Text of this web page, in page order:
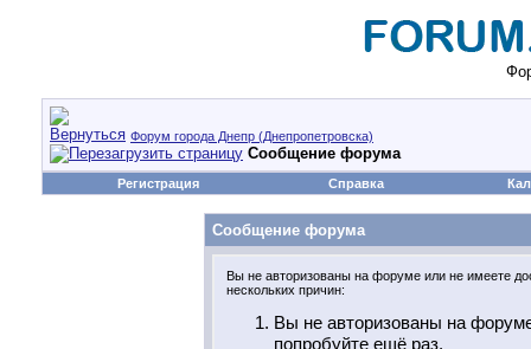
Форум города Днепр (Днепропетровска)
Сообщение форума
Регистрация Справка
Сообщение форума
Вы не авторизованы на форуме или не имеете
нескольких причин:
Вы не авторизованы на
попробуйте ещё раз.